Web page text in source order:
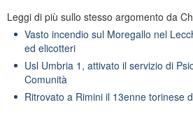
Leggi di più sullo stesso argomento da
Vasto incendio sul Moregallo nel
ed elicotteri
Usl Umbria 1, attivato il servizio di
Comunità
Ritrovato a Rimini il 13enne torinese